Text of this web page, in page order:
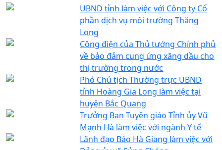
UBND tỉnh làm việc với Công ty Cổ
phần dịch vụ môi trường Thăng
Long
Công điện của Thủ tướng Chính phủ
về bảo đảm cung ứng xăng dầu cho
thị trường trong nước
Phó Chủ tịch Thường trực UBND
tỉnh Hoàng Gia Long làm việc tại
huyện Bắc Quang
Trưởng Ban Tuyên giáo Tỉnh ủy Vũ
Mạnh Hà làm việc với ngành Y tế
Lãnh đạo Báo Hà Giang làm việc với